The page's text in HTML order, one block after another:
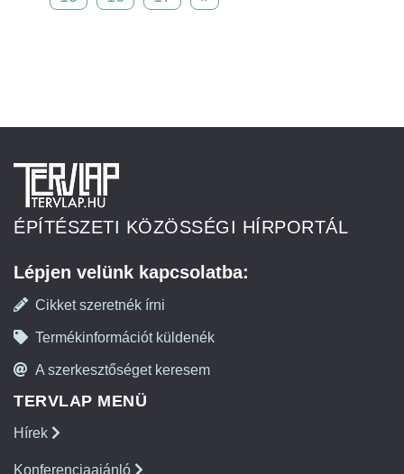
ÉPÍTÉSZETI KÖZÖSSÉGI HÍRPORTÁL
Lépjen velünk kapcsolatba:
Cikket szeretnék írni
Termékinformációt küldenék
A szerkesztőséget keresem
TERVLAP MENÜ
Hírek
Konferenciaajánló